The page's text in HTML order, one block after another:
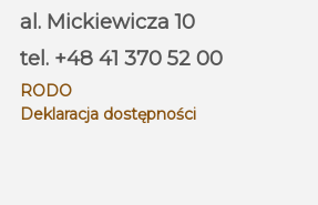
al. Mickiewicza 10
tel. +48 41 370 52 00
RODO
Deklaracja dostępności